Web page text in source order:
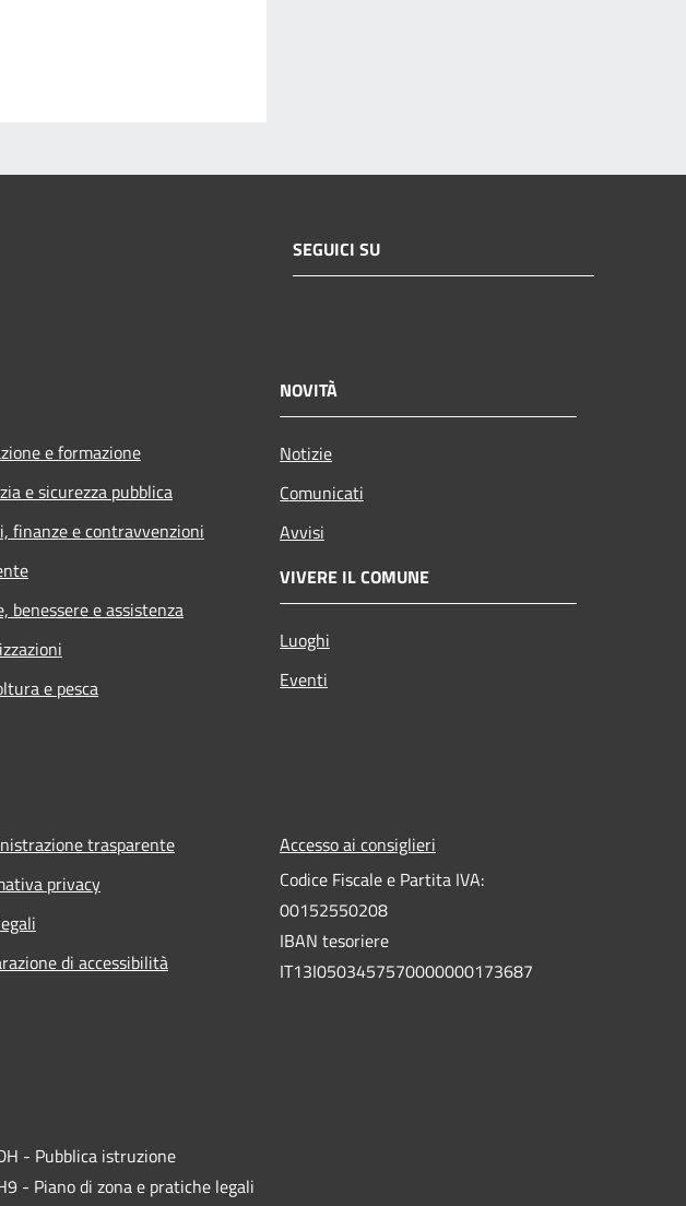
SEGUICI SU
e formazione
e sicurezza pubblica
finanze e contravvenzioni
benessere e assistenza
e pesca
NOVITÀ
Notizie
Comunicati
Avvisi
VIVERE IL COMUNE
Luoghi
Eventi
trasparente
privacy
di accessibilità
Accesso ai consiglieri
Codice Fiscale e Partita IVA:
00152550208
IBAN tesoriere
IT13I0503457570000000173687
- Pubblica istruzione
- Piano di zona e pratiche legali